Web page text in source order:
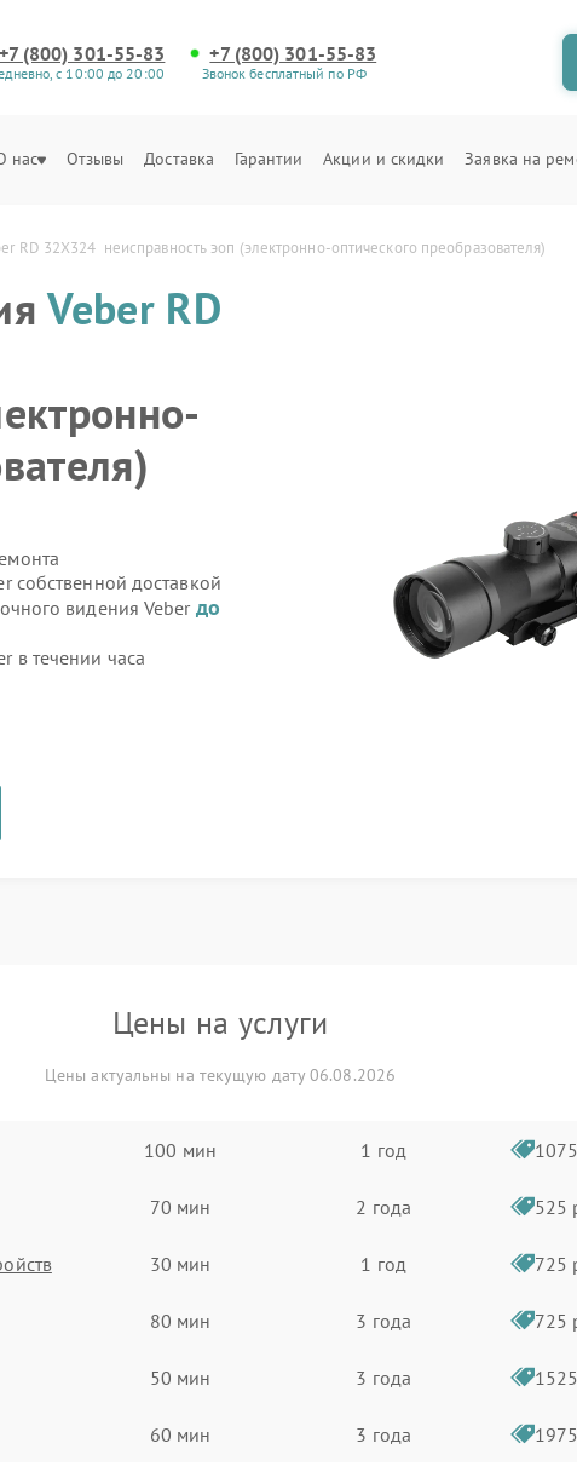
+7 (800) 301-55-83
с 10:00 до 20:00
+7 (800) 301-55-83
Звонок бесплатный по РФ
нас Отзывы Доставка Гарантии Акции и скидки Заявка на
RD 32X324  неисправность эоп (электронно-оптического преобразователя)
Veber RD
собственной доставкой
видения Veber до
в течении часа
Цены на услуги
Цены актуальны на текущую дату 06.08.2026
100 мин 1 год
70 мин 2 года 525
30 мин 1 год 725
80 мин 3 года 725
50 мин 3 года
60 мин 3 года